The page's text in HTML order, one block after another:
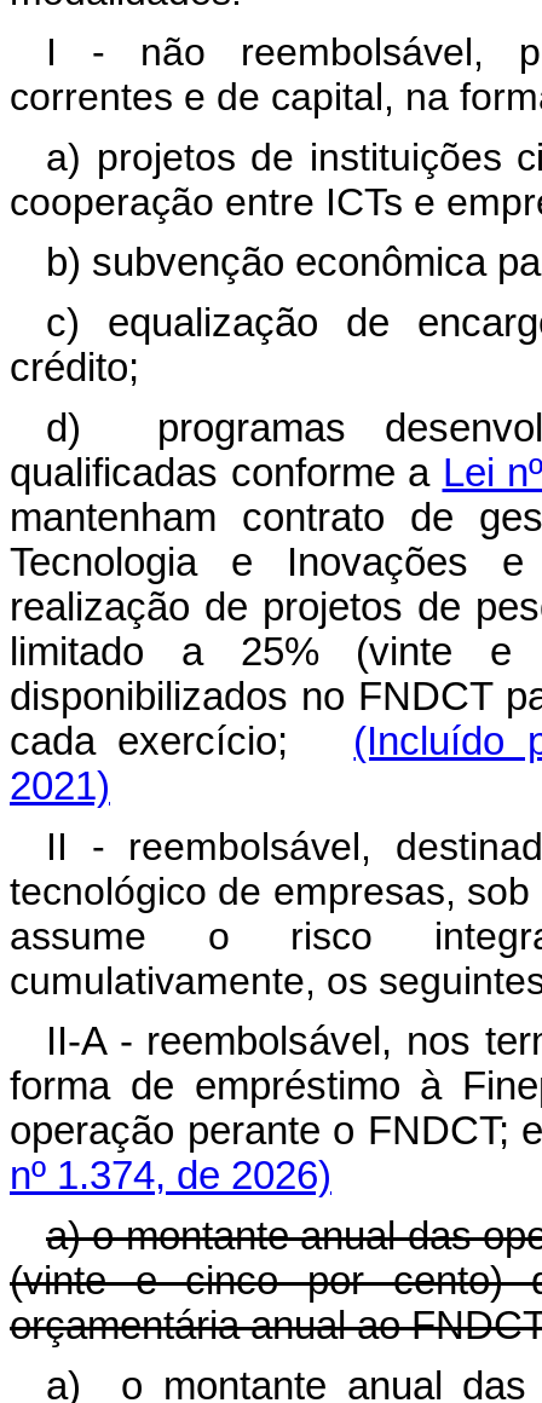
I - não reembolsável,
correntes e de capital, na
a) projetos de instituições
cooperação entre ICTs e
b) subvenção econômica
c) equalização de
crédito;
d) programas
qualificadas conforme a Lei
mantenham contrato de
Tecnologia e Inovações
realização de projetos de
limitado a 25% (vinte e
disponibilizados no FNDCT
cada exercício;
(Incluído
2021)
II - reembolsável,
tecnológico de empresas,
assume o risco
cumulativamente, os
II-A - reembolsável, nos
forma de empréstimo à
operação perante o FNDCT;
nº 1.374, de 2026)
a) o montante anual das
(vinte e cinco por cento)
orçamentária anual ao
a) o montante anual das